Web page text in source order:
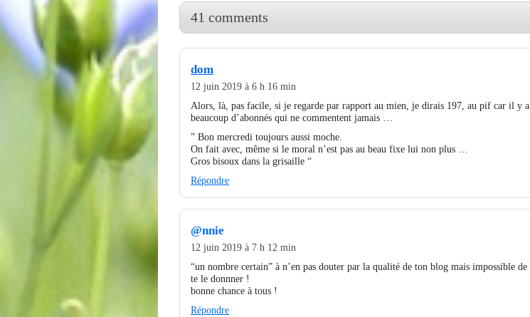
41 comments
dom
12 juin 2019 à 6 h 16 min
Alors, là, pas facile, si je regarde par rapport au mien, je dirais 197, au pif car il y a
beaucoup d’abonnés qui ne commentent jamais …
” Bon mercredi toujours aussi moche.
On fait avec, même si le moral n’est pas au beau fixe lui non plus …
Gros bisoux dans la grisaille “
Répondre
@nnie
12 juin 2019 à 7 h 12 min
“un nombre certain” à n’en pas douter par la qualité de ton blog mais impossible de
te le donnner !
bonne chance à tous !
Répondre